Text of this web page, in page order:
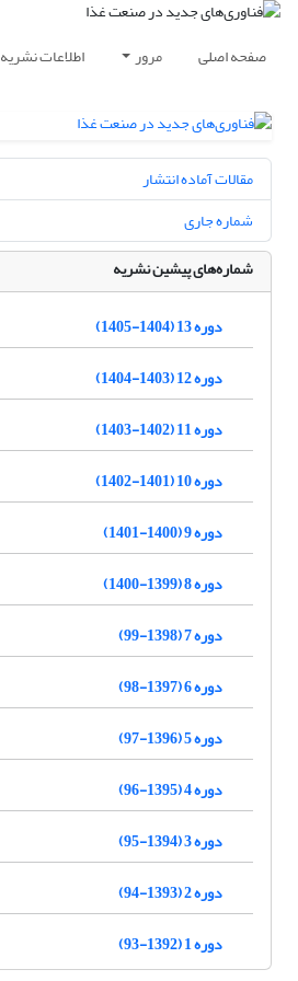
صفحه اصلی مرور اطلاعات نشریه
مقالات آماده انتشار
شماره جاری
شماره‌های پیشین نشریه
دوره 13 (1404-1405)
دوره 12 (1403-1404)
دوره 11 (1402-1403)
دوره 10 (1401-1402)
دوره 9 (1400-1401)
دوره 8 (1399-1400)
دوره 7 (1398-99)
دوره 6 (1397-98)
دوره 5 (1396-97)
دوره 4 (1395-96)
دوره 3 (1394-95)
دوره 2 (1393-94)
دوره 1 (1392-93)